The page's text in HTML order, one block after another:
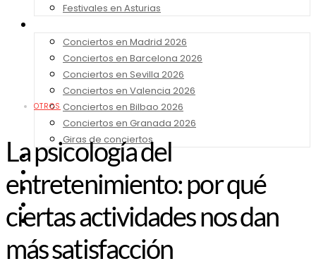
Festivales en Asturias
Conciertos en Madrid 2026
Conciertos en Barcelona 2026
Conciertos en Sevilla 2026
Conciertos en Valencia 2026
Conciertos en Bilbao 2026
Conciertos en Granada 2026
Giras de conciertos
Noticias de Festivales
Bandas Sonoras
Series y Tv
Cine
Contacto
OTROS
La psicología del
entretenimiento: por qué
ciertas actividades nos dan
más satisfacción